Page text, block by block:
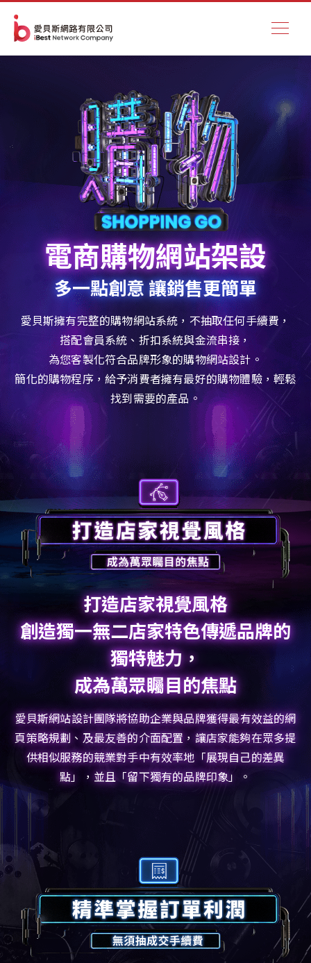
電商購物網站架設
多一點創意 讓銷售更簡單
愛貝斯擁有完整的購物網站系統，不抽取任何手續費，
搭配會員系統、折扣系統與金流串接，
為您客製化符合品牌形象的購物網站設計。
簡化的購物程序，給予消費者擁有最好的購物體驗，輕鬆
找到需要的產品。
打造店家視覺風格
創造獨一無二店家特色傳遞品牌的
獨特魅力，
成為萬眾矚目的焦點
愛貝斯網站設計團隊將協助企業與品牌獲得最有效益的網
頁策略規劃、及最友善的介面配置，讓店家能夠在眾多提
供相似服務的競業對手中有效率地「展現自己的差異
點」，並且「留下獨有的品牌印象」。